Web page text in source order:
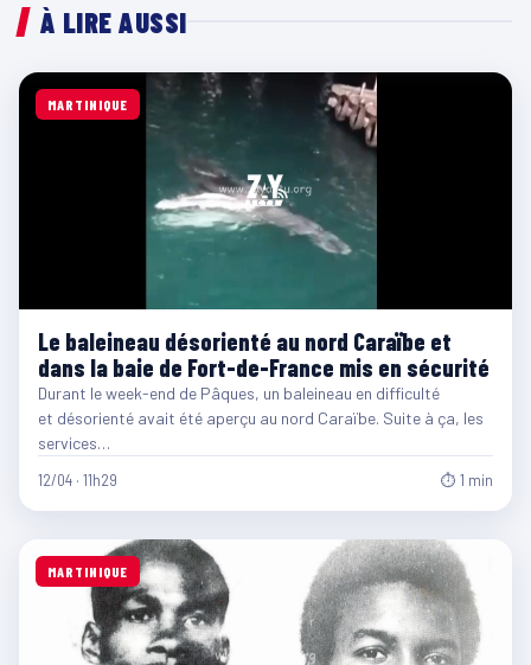
À LIRE AUSSI
MARTINIQUE
Le baleineau désorienté au nord Caraïbe et
dans la baie de Fort-de-France mis en sécurité
Durant le week-end de Pâques, un baleineau en difficulté
et désorienté avait été aperçu au nord Caraïbe. Suite à ça, les
services…
12/04 · 11h29 ⏱ 1 min
MARTINIQUE